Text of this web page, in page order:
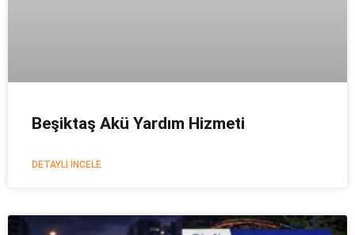
Beşiktaş Akü Yardım Hizmeti
DETAYLI İNCELE